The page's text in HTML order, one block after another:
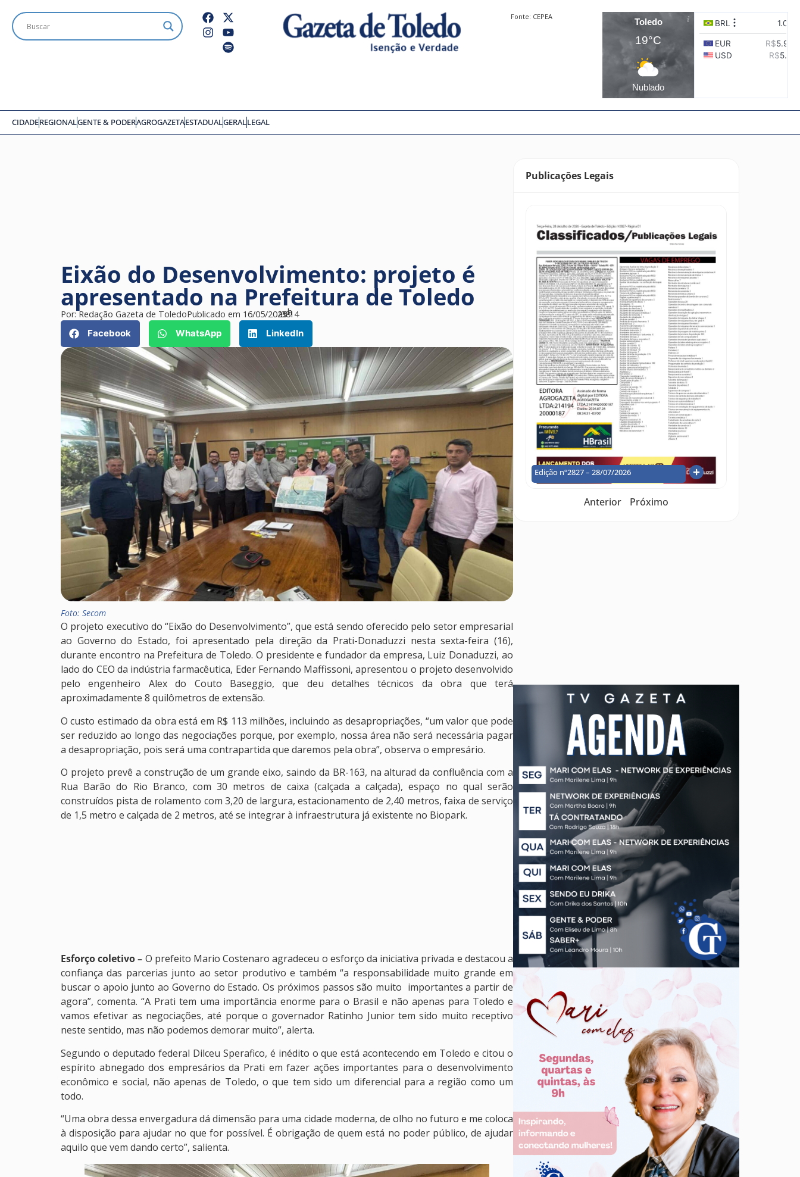
Fonte: CEPEA
Toledo
19°C
Nublado
CIDADEREGIONALGENTE & PODERAGROGAZETAESTADUALGERALLEGAL
Eixão do Desenvolvimento: projeto é
apresentado na Prefeitura de Toledo
Por:Redação Gazeta de ToledoPublicado em 16/05/2025
às14
h
38
Facebook
WhatsApp LinkedIn
Foto: Secom
O projeto executivo do “Eixão do Desenvolvimento”, que está sendo oferecido pelo setor empresarial
ao Governo do Estado, foi apresentado pela direção da Prati-Donaduzzi nesta sexta-feira (16),
durante encontro na Prefeitura de Toledo. O presidente e fundador da empresa, Luiz Donaduzzi, ao
lado do CEO da indústria farmacêutica, Eder Fernando Maffissoni, apresentou o projeto desenvolvido
pelo engenheiro Alex do Couto Baseggio, que deu detalhes técnicos da obra que terá
aproximadamente 8 quilômetros de extensão.
O custo estimado da obra está em R$ 113 milhões, incluindo as desapropriações, “um valor que pode
ser reduzido ao longo das negociações porque, por exemplo, nossa área não será necessária pagar
a desapropriação, pois será uma contrapartida que daremos pela obra”, observa o empresário.
O projeto prevê a construção de um grande eixo, saindo da BR-163, na alturad da confluência com a
Rua Barão do Rio Branco, com 30 metros de caixa (calçada a calçada), espaço no qual serão
construídos pista de rolamento com 3,20 de largura, estacionamento de 2,40 metros, faixa de serviço
de 1,5 metro e calçada de 2 metros, até se integrar à infraestrutura já existente no Biopark.
Esforço coletivo – O prefeito Mario Costenaro agradeceu o esforço da iniciativa privada e destacou a
confiança das parcerias junto ao setor produtivo e também “a responsabilidade muito grande em
buscar o apoio junto ao Governo do Estado. Os próximos passos são muito importantes a partir de
agora”, comenta. “A Prati tem uma importância enorme para o Brasil e não apenas para Toledo e
vamos efetivar as negociações, até porque o governador Ratinho Junior tem sido muito receptivo
neste sentido, mas não podemos demorar muito”, alerta.
Segundo o deputado federal Dilceu Sperafico, é inédito o que está acontecendo em Toledo e citou o
espírito abnegado dos empresários da Prati em fazer ações importantes para o desenvolvimento
econômico e social, não apenas de Toledo, o que tem sido um diferencial para a região como um
todo.
“Uma obra dessa envergadura dá dimensão para uma cidade moderna, de olho no futuro e me coloca
à disposição para ajudar no que for possível. É obrigação de quem está no poder público, de ajudar
aquilo que vem dando certo”, salienta.
Publicações Legais
Edição nº2827 – 28/07/2026
Anterior Próximo